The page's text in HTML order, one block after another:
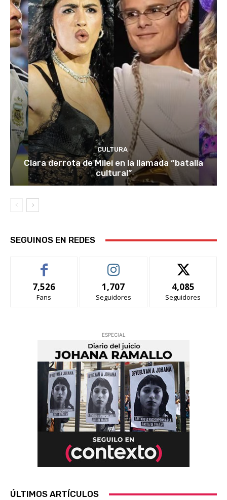
CULTURA
Clara derrota de Milei en la llamada “batalla
cultural”
SEGUINOS EN REDES
7,526
Fans
1,707
Seguidores
4,085
Seguidores
ESPECIAL
ÚLTIMOS ARTÍCULOS